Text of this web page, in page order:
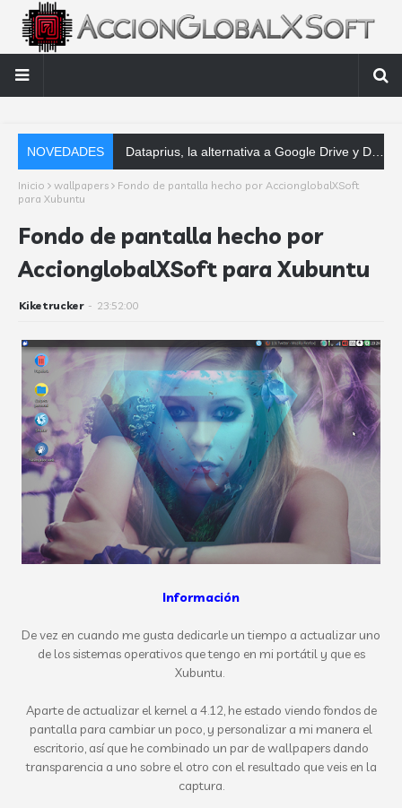
NOVEDADES Dataprius, la alternativa a Google Drive y Dropbox que las empresas deberían conocer
Inicio wallpapers
Fondo de pantalla hecho por AccionglobalXSoft
para Xubuntu
Fondo de pantalla hecho por
AccionglobalXSoft para Xubuntu
Kiketrucker - 23:52:00
Información
De vez en cuando me gusta dedicarle un tiempo a actualizar uno
de los sistemas operativos que tengo en mi portátil y que es
Xubuntu.
Aparte de actualizar el kernel a 4.12, he estado viendo fondos de
pantalla para cambiar un poco, y personalizar a mi manera el
escritorio, así que he combinado un par de wallpapers dando
transparencia a uno sobre el otro con el resultado que veis en la
captura.